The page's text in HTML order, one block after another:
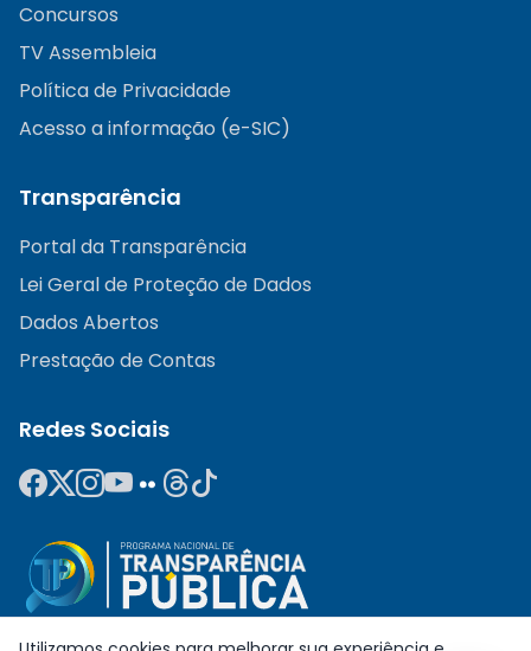
Concursos
TV Assembleia
Política de Privacidade
Acesso a informação (e-SIC)
Transparência
Portal da Transparência
Lei Geral de Proteção de Dados
Dados Abertos
Prestação de Contas
Redes Sociais